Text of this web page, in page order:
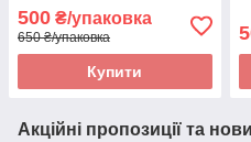
500 ₴/упаковка
650 ₴/упаковка
Купити
Акційні пропозиції та